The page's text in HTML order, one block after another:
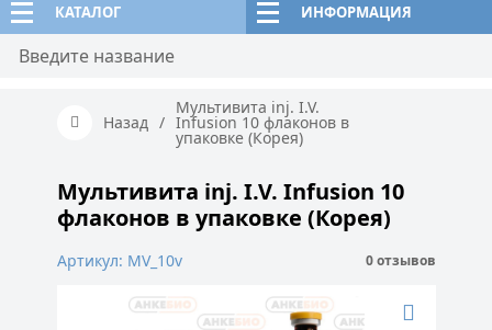
КАТАЛОГ ИНФОРМАЦИЯ
Назад /
Мультивита inj. I.V.
Infusion 10 флаконов в
упаковке (Корея)
Мультивита inj. I.V. Infusion 10
флаконов в упаковке (Корея)
Артикул: MV_10v 0 отзывов